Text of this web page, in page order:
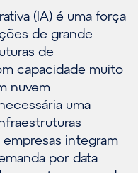
(IA) é uma força
de grande
de
capacidade muito
nuvem
uma
integram
por data